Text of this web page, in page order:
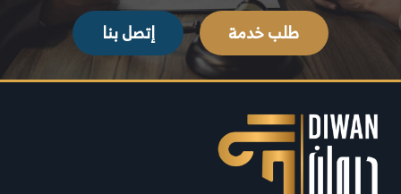
طلب خدمة إتصل بنا